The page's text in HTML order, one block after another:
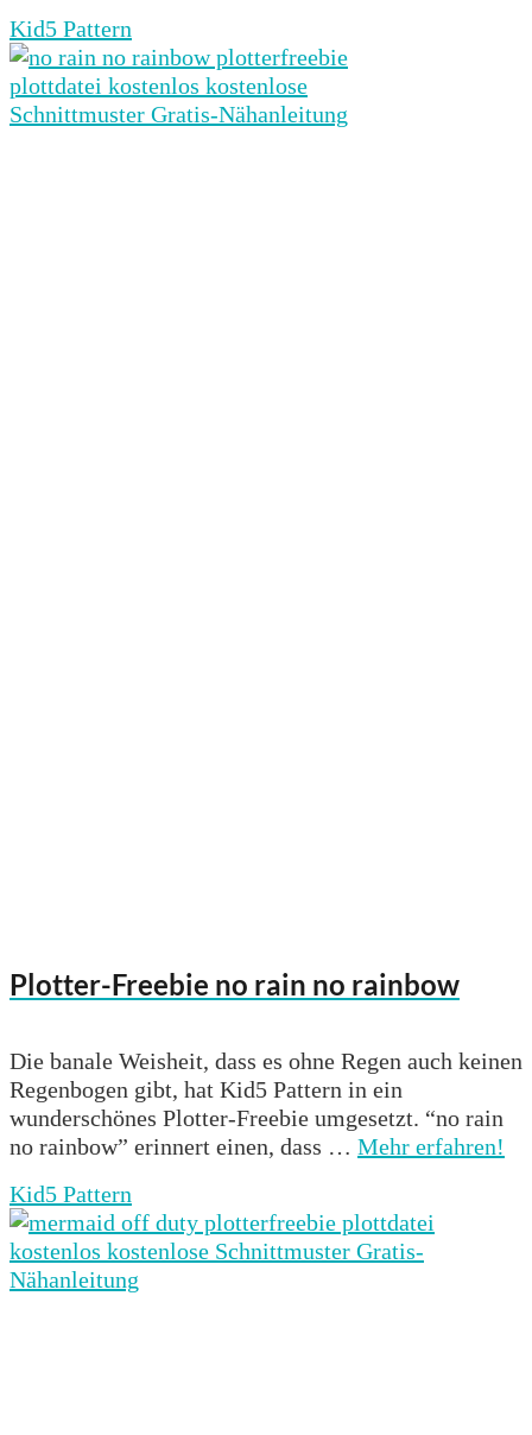
Kid5 Pattern
Plotter-Freebie no rain no rainbow
Die banale Weisheit, dass es ohne Regen auch keinen
Regenbogen gibt, hat Kid5 Pattern in ein
wunderschönes Plotter-Freebie umgesetzt. “no rain
no rainbow” erinnert einen, dass … Mehr erfahren!
Kid5 Pattern